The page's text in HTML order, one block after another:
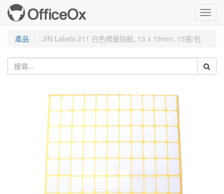
產品
JIN Labels 211 白色標籤貼紙, 13 x 19mm, 15張/包